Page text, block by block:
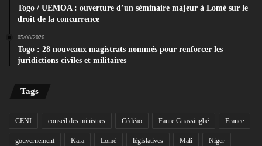
Togo / UEMOA : ouverture d’un séminaire majeur à Lomé sur le
droit de la concurrence
05/08/2026
Togo : 28 nouveaux magistrats nommés pour renforcer les
juridictions civiles et militaires
Tags
CENI conseil des ministres Cédéao Faure Gnassingbé France
gouvernement Kara Lomé législatives Mali Niger